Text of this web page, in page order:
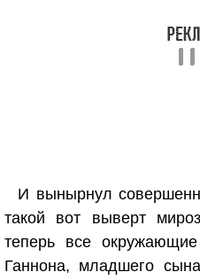
И вынырнул
такой вот выверт
теперь все
Ганнона, младшего